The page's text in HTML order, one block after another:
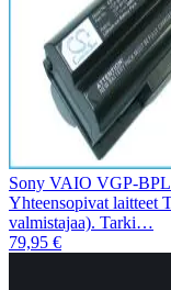
Sony VAIO VGP-
Yhteensopivat laitteet
valmistajaa). Tarki…
79,95 €